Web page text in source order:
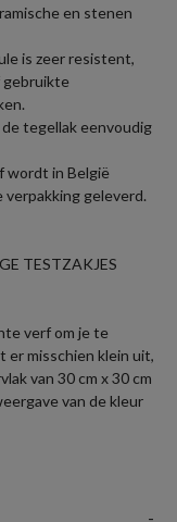
en stenen
is zeer resistent,
gebruikte
tegellak eenvoudig
wordt in België
verpakking geleverd.
TESTZAKJES
verf om je te
er misschien klein uit,
van 30 cm x 30 cm
van de kleur
-